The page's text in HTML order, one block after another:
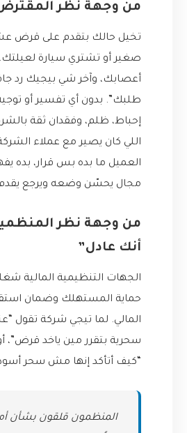
من وجهة نظر
تخيل حالك بتقدم على قرض
صغير أو تشتري سيارة لعيلتك.
أعصابك، وآخر شي بيجيك رد
طلبك”. بدون أي تفسير أو
إحباط، ظلم، وفقدان ثقة
اللي كان يصير مع عملاء
العميل ما بده بس قرار، بده
مجال يحسّن وضعه ويرجع يقدم
من وجهة نظر
أنك عادل”
الجهات التنظيمية المالية
حماية المستهلك وضمان
المالي. لما تيجي شركة تقول
سحرية بتقرر مين ياخد قرض”،
“كيف أتأكد إنها مش سحر
المنظمون قلقون بشأن